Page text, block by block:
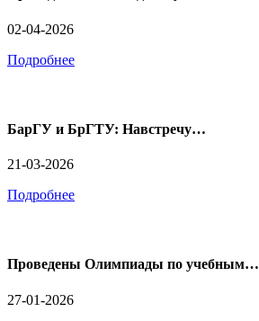
02-04-2026
Подробнее
БарГУ и БрГТУ: Навстречу…
21-03-2026
Подробнее
Проведены Олимпиады по учебным…
27-01-2026